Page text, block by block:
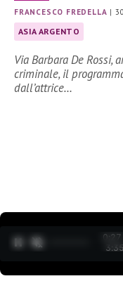
FRANCESCO FREDELLA |
ASIA ARGENTO
Via Barbara De Rossi,
criminale, il
dall’attrice…
3:35